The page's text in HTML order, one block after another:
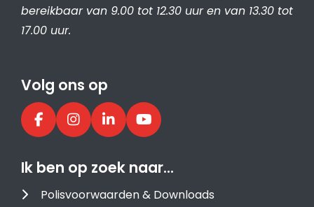
bereikbaar van 9.00 tot 12.30 uur en van 13.30 tot
17.00 uur.
Volg ons op
Ik ben op zoek naar…
Polisvoorwaarden & Downloads